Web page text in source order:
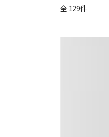
全 129件